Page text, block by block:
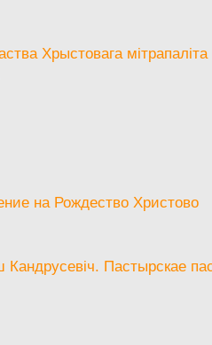
Хрыстовага мітрапаліта
на Рождество Христово
Кандрусевіч. Пастырскае